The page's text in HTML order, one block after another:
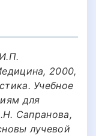
2000,
Учебное
для
Сапранова,
лучевой